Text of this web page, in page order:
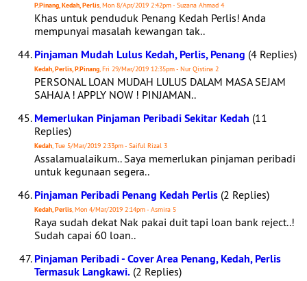
P.Pinang, Kedah, Perlis, Mon 8/Apr/2019 2:42pm - Suzana Ahmad 4
Khas untuk penduduk Penang Kedah Perlis! Anda
mempunyai masalah kewangan tak..
Pinjaman Mudah Lulus Kedah, Perlis, Penang (4 Replies)
Kedah, Perlis, P.Pinang, Fri 29/Mar/2019 12:35pm - Nur Qistina 2
PERSONAL LOAN MUDAH LULUS DALAM MASA SEJAM
SAHAJA ! APPLY NOW ! PINJAMAN..
Memerlukan Pinjaman Peribadi Sekitar Kedah (11
Replies)
Kedah, Tue 5/Mar/2019 2:33pm - Saiful Rizal 3
Assalamualaikum.. Saya memerlukan pinjaman peribadi
untuk kegunaan segera..
Pinjaman Peribadi Penang Kedah Perlis (2 Replies)
Kedah, Perlis, Mon 4/Mar/2019 2:14pm - Asmira 5
Raya sudah dekat Nak pakai duit tapi loan bank reject..!
Sudah capai 60 loan..
Pinjaman Peribadi - Cover Area Penang, Kedah, Perlis
Termasuk Langkawi. (2 Replies)